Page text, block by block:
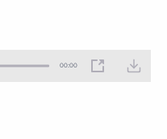
00:00